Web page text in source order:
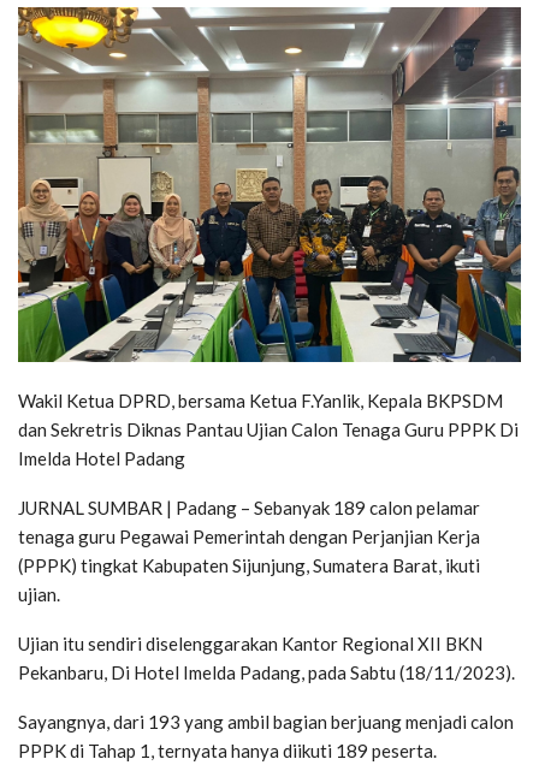
Wakil Ketua DPRD, bersama Ketua F.Yanlik, Kepala BKPSDM
dan Sekretris Diknas Pantau Ujian Calon Tenaga Guru PPPK Di
Imelda Hotel Padang
JURNAL SUMBAR | Padang – Sebanyak 189 calon pelamar
tenaga guru Pegawai Pemerintah dengan Perjanjian Kerja
(PPPK) tingkat Kabupaten Sijunjung, Sumatera Barat, ikuti
ujian.
Ujian itu sendiri diselenggarakan Kantor Regional XII BKN
Pekanbaru, Di Hotel Imelda Padang, pada Sabtu (18/11/2023).
Sayangnya, dari 193 yang ambil bagian berjuang menjadi calon
PPPK di Tahap 1, ternyata hanya diikuti 189 peserta.